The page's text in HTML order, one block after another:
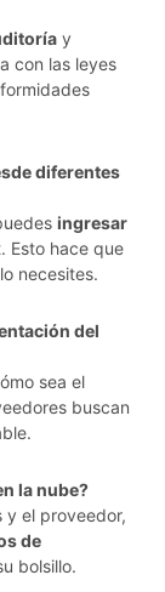
y
con las leyes
diferentes
ingresar
Esto hace que
necesites.
del
sea el
buscan
la nube?
y el proveedor,
de
bolsillo.